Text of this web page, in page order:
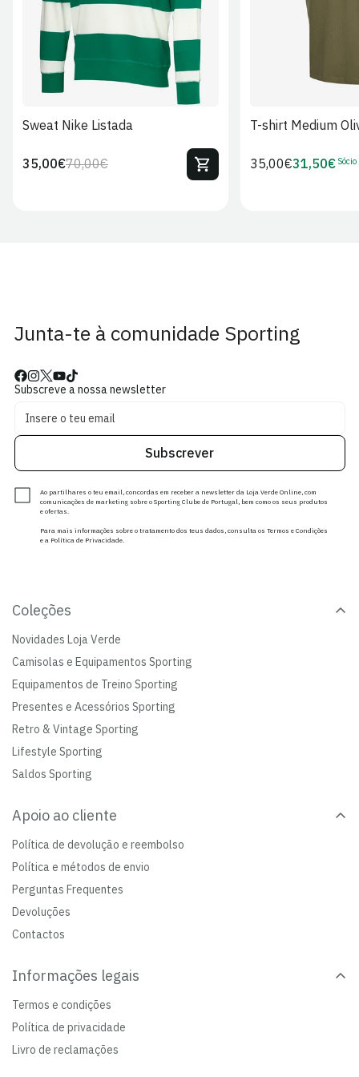
Sweat Nike Listada
Preço
70,00€Preço
35,00€
T-shirt Medium
Preço
35,00€Preço
31,50€ Sócio
Junta-te à comunidade Sporting
Subscreve a nossa newsletter
Subscrever
Ao partilhares o teu email, concordas em receber a newsletter da Loja Verde Online, com
comunicações de marketing sobre o Sporting Clube de Portugal, bem como os seus produtos
e ofertas.
Para mais informações sobre o tratamento dos teus dados, consulta os Termos e Condições
e a Política de Privacidade.
Coleções
Novidades Loja Verde
Camisolas e Equipamentos Sporting
Equipamentos de Treino Sporting
Presentes e Acessórios Sporting
Retro & Vintage Sporting
Lifestyle Sporting
Saldos Sporting
Apoio ao cliente
Política de devolução e reembolso
Política e métodos de envio
Perguntas Frequentes
Devoluções
Contactos
Informações legais
Termos e condições
Política de privacidade
Livro de reclamações